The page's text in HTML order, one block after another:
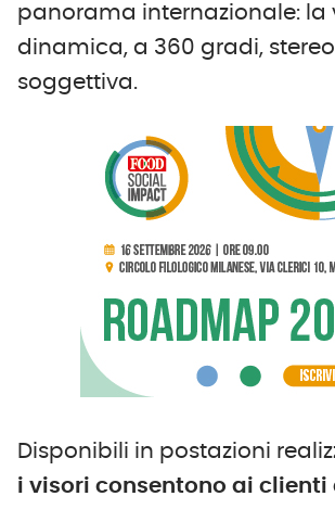
panorama internazionale: la
dinamica, a 360 gradi,
soggettiva.
Disponibili in postazioni
i visori consentono ai clienti